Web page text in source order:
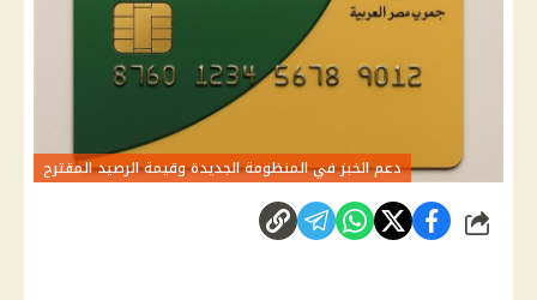
دعم الخبز في المنظومة الجديدة وقيمة الرصيد المقترح
شارك